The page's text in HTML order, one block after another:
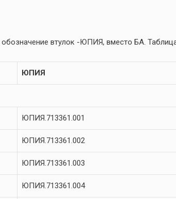
втулок -ЮПИЯ, вместо БА. Таблица
ЮПИЯ
ЮПИЯ.713361.001
ЮПИЯ.713361.002
ЮПИЯ.713361.003
ЮПИЯ.713361.004